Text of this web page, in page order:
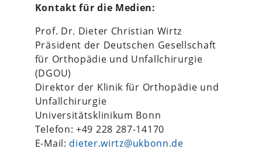
Kontakt für die Medien:
Prof. Dr. Dieter Christian Wirtz
Präsident der Deutschen Gesellschaft
für Orthopädie und Unfallchirurgie
(DGOU)
Direktor der Klinik für Orthopädie und
Unfallchirurgie
Universitätsklinikum Bonn
Telefon: +49 228 287-14170
E-Mail: dieter.wirtz@ukbonn.de